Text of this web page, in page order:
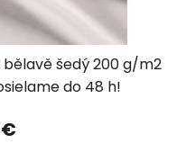
šedý 200 g/m2
€